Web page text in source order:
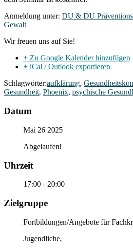
Anmeldung unter: DU & DU
Gewalt
Wir freuen uns auf Sie!
+ Zu Google Kalender hinzufügen
+ iCal / Outlook exportieren
Schlagwörter:aufklärung,
Gesundheit, Phoenix, psychische
Datum
Mai 26 2025
Abgelaufen!
Uhrzeit
17:00 - 20:00
Zielgruppe
Fortbildungen/Angebote für
Jugendliche,